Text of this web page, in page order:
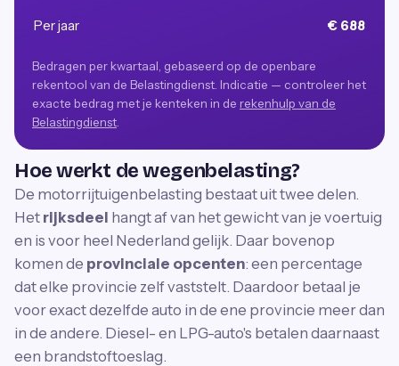
Per jaar € 688
Bedragen per kwartaal, gebaseerd op de openbare
rekentool van de Belastingdienst. Indicatie — controleer het
exacte bedrag met je kenteken in de rekenhulp van de
Belastingdienst
Hoe werkt de wegenbelasting?
De motorrijtuigenbelasting bestaat uit twee delen.
Het rijksdeel hangt af van het gewicht van je voertuig
en is voor heel Nederland gelijk. Daar bovenop
komen de provinciale opcenten: een percentage
dat elke provincie zelf vaststelt. Daardoor betaal je
voor exact dezelfde auto in de ene provincie meer dan
in de andere. Diesel- en LPG-auto's betalen daarnaast
een brandstoftoeslag.